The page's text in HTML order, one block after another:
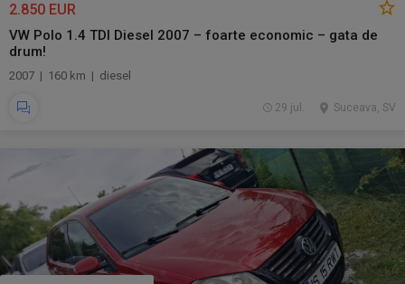
2.850 EUR
VW Polo 1.4 TDI Diesel 2007 – foarte economic – gata de
drum!
2007 | 160 km | diesel
Suceava, SV
29 jul.